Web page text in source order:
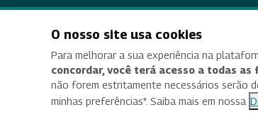
O nosso site usa cookies
Para melhorar a sua experiência na
concordar, você terá acesso a todas
não forem estritamente necessários serão
minhas preferências". Saiba mais em nossa